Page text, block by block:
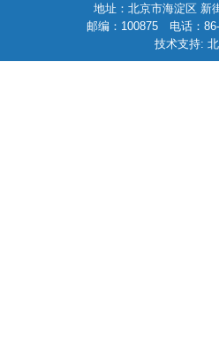
地址：北京市海淀区 新
邮编：100875 电话：
技术支持: